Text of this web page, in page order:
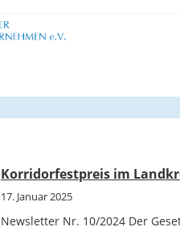
Korridorfestpreis im
17. Januar 2025
Newsletter Nr. 10/2024 Der